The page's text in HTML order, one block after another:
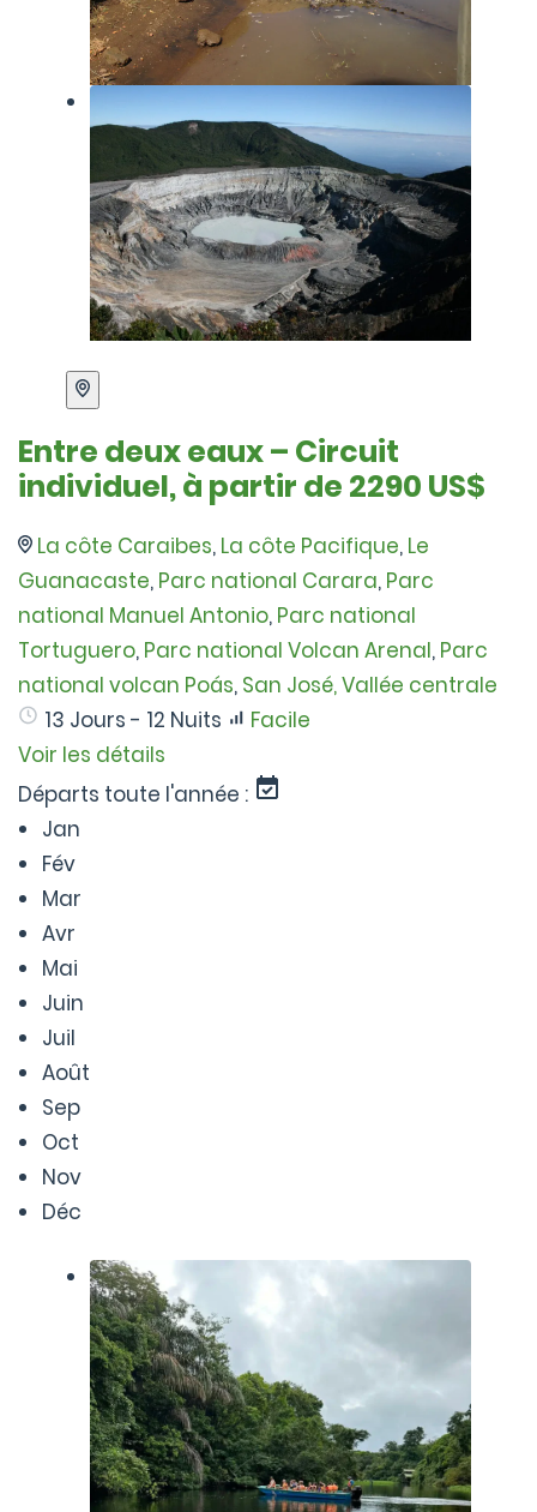
Entre deux eaux – Circuit
individuel, à partir de 2290 US$
La côte Caraibes, La côte Pacifique, Le
Guanacaste, Parc national Carara, Parc
national Manuel Antonio, Parc national
Tortuguero, Parc national Volcan Arenal, Parc
national volcan Poás, San José, Vallée centrale
13 Jours - 12 Nuits
Facile
Voir les détails
Départs toute l'année :
Jan
Fév
Mar
Avr
Mai
Juin
Juil
Août
Sep
Oct
Nov
Déc